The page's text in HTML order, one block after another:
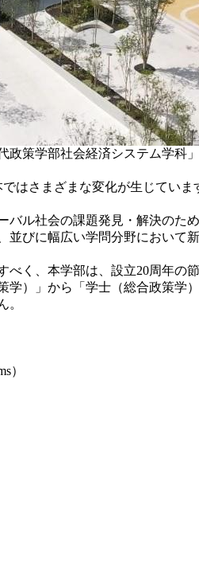
策学部社会経済システム学科
はさまざまな変化が生じてい
ル社会の課題発見・解決のた
びに幅広い学問分野において
く、本学部は、設立20周年の
）」から「学士（総合政策学
。
）